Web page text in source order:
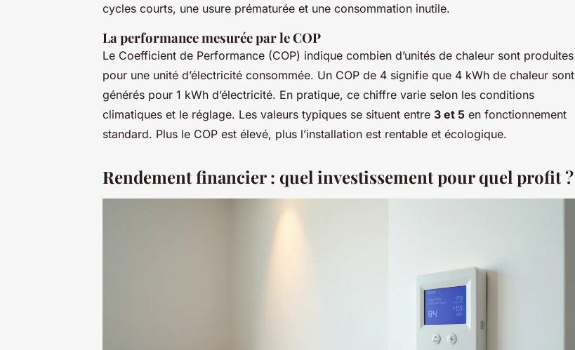
cycles courts, une usure prématurée et une consommation inutile.
La performance mesurée par le COP
Le Coefficient de Performance (COP) indique combien d’unités de chaleur sont produites
pour une unité d’électricité consommée. Un COP de 4 signifie que 4 kWh de chaleur sont
générés pour 1 kWh d’électricité. En pratique, ce chiffre varie selon les conditions
climatiques et le réglage. Les valeurs typiques se situent entre 3 et 5 en fonctionnement
standard. Plus le COP est élevé, plus l’installation est rentable et écologique.
Rendement financier : quel investissement pour quel profit ?